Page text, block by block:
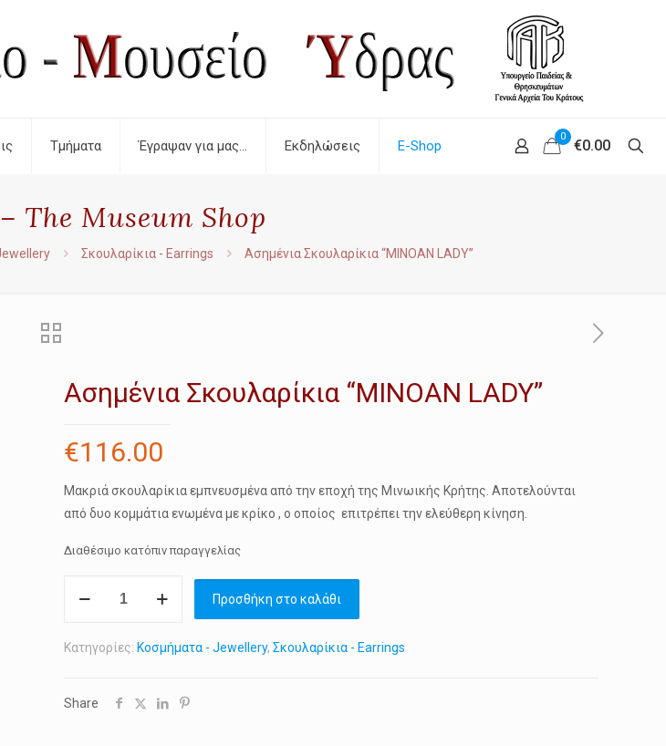
Τμήματα Έγραψαν για μας… Εκδηλώσεις E-Shop
0
€0.00
The Museum Shop
Σκουλαρίκια - Earrings Ασημένια Σκουλαρίκια “MINOAN LADY”
Ασημένια Σκουλαρίκια “MINOAN LADY”
€116.00
Μακριά σκουλαρίκια εμπνευσμένα από την εποχή της Μινωικής Κρήτης. Αποτελούνται
από δυο κομμάτια ενωμένα με κρίκο , ο οποίος επιτρέπει την ελεύθερη κίνηση.
Διαθέσιμο κατόπιν παραγγελίας
Σκουλαρίκια
LADY"
Προσθήκη στο καλάθι
Κατηγορίες: Κοσμήματα - Jewellery, Σκουλαρίκια - Earrings
Share